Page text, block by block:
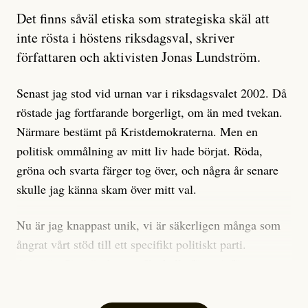
Artikeln undersöker inte, som ETC påstår, ”vad som
är sant, vad som är rykten”, utan den bidrar bara till
ännu mer ryktesspridning. Det finns inte ett enda bevis
misstänkta personen är en infiltratör. Det som läsaren
får veta är att personen har ändrat sina politiska åsikter
under åren, att den har raderat tidigare innehåll på sina
sociala medier, att artikelns författare inte förstår sig
på personens ekonomi och att det tydligen finns
anonyma röster inom rörelsen som säger saker som
anses vara anledningar att titta närmare på personen,
men ingenting av detta är tillräckligt för att hänga ut
inom palestinarörelsen.
Det finns såväl etiska som strategiska skäl att
inte rösta i höstens riksdagsval, skriver
författaren och aktivisten Jonas Lundström.
Senast jag stod vid urnan var i riksdagsvalet 2002. Då
röstade jag fortfarande borgerligt, om än med tvekan.
Närmare bestämt på Kristdemokraterna. Men en
politisk ommålning av mitt liv hade börjat. Röda,
gröna och svarta färger tog över, och några år senare
skulle jag känna skam över mitt val.
Nu är jag knappast unik, vi är säkerligen många som
ångrat vårt stöd till ett specifikt politiskt parti.